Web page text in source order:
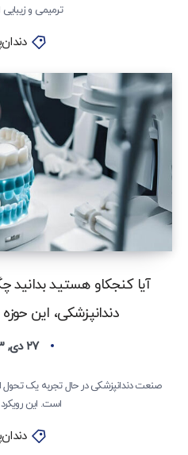
ترمیمی و
آیا کنجکاو هستید بدانید
دندانپزشکی، این
۲۷ دی, ۱۴۰۳
صنعت دندانپزشکی در حال تجربه یک تحول
است. این رویکرد